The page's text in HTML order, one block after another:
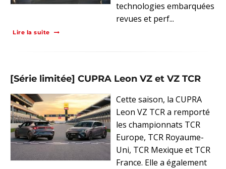
technologies embarquées
revues et perf...
Lire la suite
[Série limitée] CUPRA Leon VZ et VZ TCR
Cette saison, la CUPRA
Leon VZ TCR a remporté
les championnats TCR
Europe, TCR Royaume-
Uni, TCR Mexique et TCR
France. Elle a également